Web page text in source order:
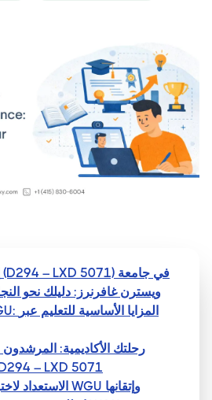
ويسترن غافرنرز: دليلك نحو
رحلتك الأكاديمية:
فهم تكنولوجيا التعلّم D294 – LXD 5071
الاستعداد لاختبارات مقررات جامعة WGU وإتقانها